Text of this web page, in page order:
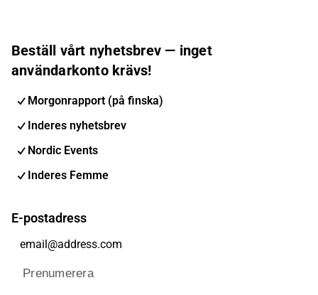
Beställ vårt nyhetsbrev — inget
användarkonto krävs!
Morgonrapport (på finska)
Inderes nyhetsbrev
Nordic Events
Inderes Femme
E-postadress
Prenumerera